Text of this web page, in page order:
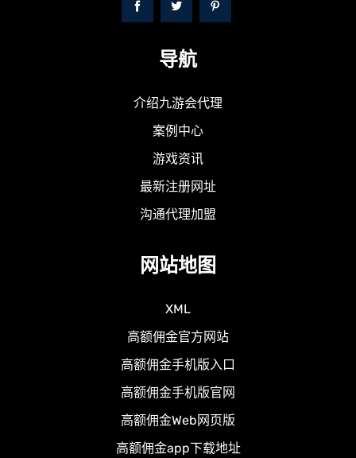
导航
介绍九游会代理
案例中心
游戏资讯
最新注册网址
沟通代理加盟
网站地图
XML
高额佣金官方网站
高额佣金手机版入口
高额佣金手机版官网
高额佣金Web网页版
高额佣金app下载地址